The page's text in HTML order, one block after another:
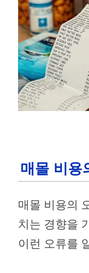
매몰 비용
매몰 비용의
치는 경향을
이런 오류를